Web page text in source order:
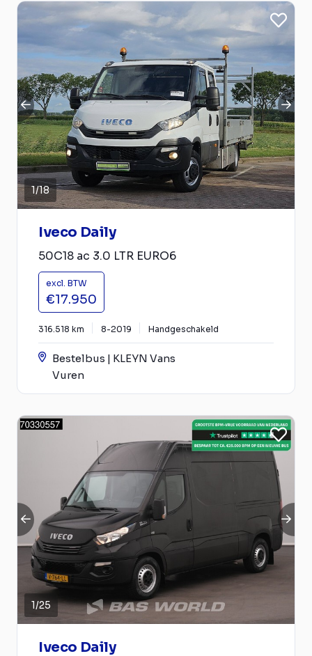
1/18
Iveco Daily
50C18 ac 3.0 LTR EURO6
excl. BTW
€17.950
316.518 km 8-2019 Handgeschakeld
Bestelbus | KLEYN Vans
Vuren
1/25
Iveco Daily